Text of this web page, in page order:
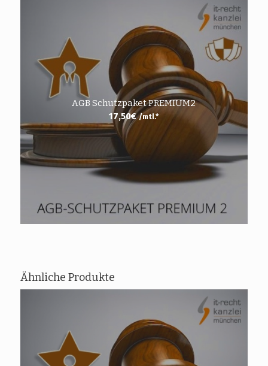
AGB Schutzpaket PREMIUM2
17,50€ /mtl.*
Ähnliche Produkte